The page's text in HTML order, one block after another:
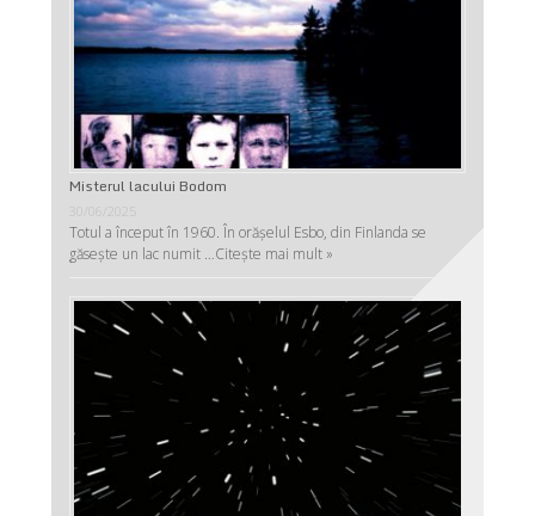
Misterul lacului Bodom
Totul a început în 1960. În orășelul Esbo, din Finlanda se
găsește un lac numit …Citește mai mult »